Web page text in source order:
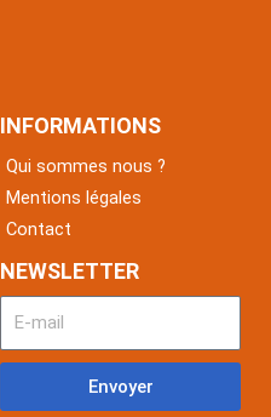
INFORMATIONS
Qui sommes nous ?
Mentions légales
Contact
NEWSLETTER
Envoyer